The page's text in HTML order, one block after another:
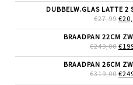
DUBBELW.GLAS LATTE 2
€27,99 €
BRAADPAN 22CM
€249,00 €
BRAADPAN 26CM
€319,00 €